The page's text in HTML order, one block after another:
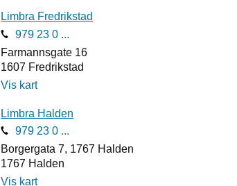
Limbra Fredrikstad
979 23 0 ...
Farmannsgate 16
1607 Fredrikstad
Vis kart
Limbra Halden
979 23 0 ...
Borgergata 7, 1767 Halden
1767 Halden
Vis kart